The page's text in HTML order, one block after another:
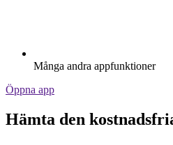
Många andra appfunktioner
Öppna app
Hämta den